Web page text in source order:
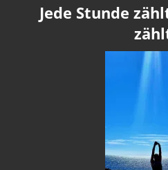
Jede Stunde